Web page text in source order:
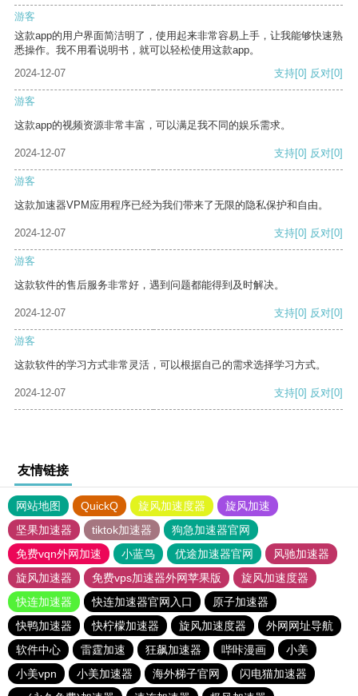
游客
这款app的用户界面简洁明了，使用起来非常容易上手，让我能够快速熟
悉操作。我不用看说明书，就可以轻松使用这款app。
2024-12-07
支持[0] 反对[0]
游客
这款app的视频资源非常丰富，可以满足我不同的娱乐需求。
2024-12-07 支持[0] 反对[0]
游客
这款加速器VPM应用程序已经为我们带来了无限的隐私保护和自由。
2024-12-07 支持[0] 反对[0]
游客
这款软件的售后服务非常好，遇到问题都能得到及时解决。
2024-12-07 支持[0] 反对[0]
游客
这款软件的学习方式非常灵活，可以根据自己的需求选择学习方式。
2024-12-07 支持[0] 反对[0]
友情链接
网站地图 QuickQ 旋风加速度器
旋风加速
坚果加速器
tiktok加速器
狗急加速器官网
免费vqn外网加速
小蓝鸟 优途加速器官网
风驰加速器
旋风加速器
免费vps加速器外网苹果版
旋风加速度器
快连加速器
快连加速器官网入口
原子加速器
快鸭加速器
快柠檬加速器 旋风加速度器
外网网址导航
软件中心
雷霆加速 狂飙加速器 哔咔漫画
小美
小美vpn
小美加速器 海外梯子官网
闪电猫加速器